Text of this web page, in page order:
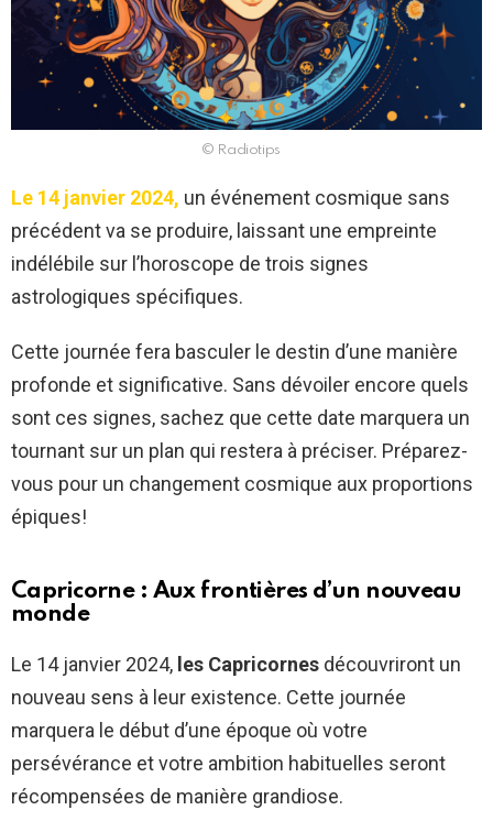
© Radiotips
Le 14 janvier 2024, un événement cosmique sans
précédent va se produire, laissant une empreinte
indélébile sur l’horoscope de trois signes
astrologiques spécifiques.
Cette journée fera basculer le destin d’une manière
profonde et significative. Sans dévoiler encore quels
sont ces signes, sachez que cette date marquera un
tournant sur un plan qui restera à préciser. Préparez-
vous pour un changement cosmique aux proportions
épiques!
Capricorne : Aux frontières d’un nouveau
monde
Le 14 janvier 2024, les Capricornes découvriront un
nouveau sens à leur existence. Cette journée
marquera le début d’une époque où votre
persévérance et votre ambition habituelles seront
récompensées de manière grandiose.